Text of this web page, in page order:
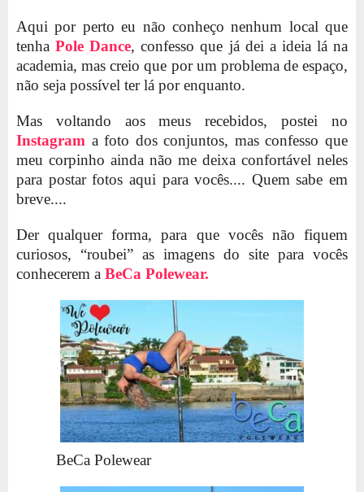
Aqui por perto eu não conheço nenhum local que
tenhaPole Dance, confesso que já dei a ideia lá na
academia, mas creio que por um problema de espaço,
não seja possível ter lá por enquanto.
Mas voltando aos meus recebidos, postei no
Instagram a foto dos conjuntos, mas confesso que
meu corpinho ainda não me deixa confortável neles
para postar fotos aqui para vocês.... Quem sabe em
breve....
Der qualquer forma, para que vocês não fiquem
curiosos, “roubei” as imagens do site para vocês
conhecerem a BeCa Polewear.
BeCa Polewear